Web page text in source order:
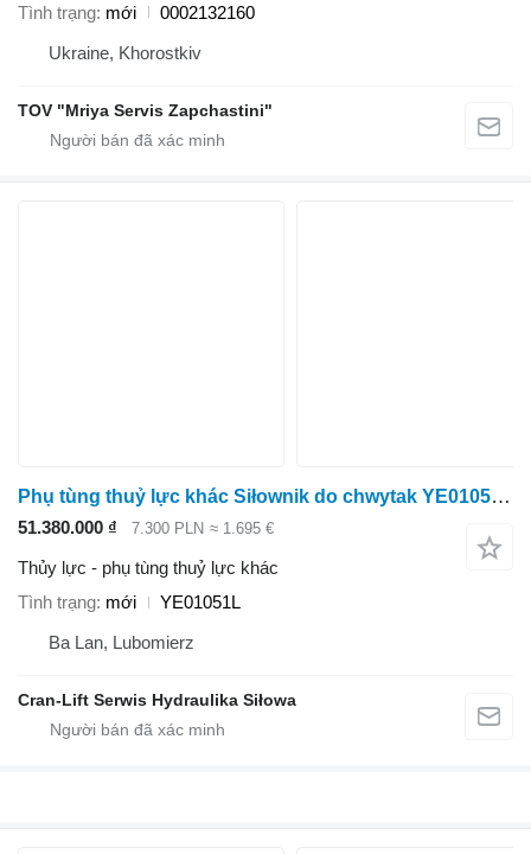
Tình trạng mới
0002132160
Ukraine, Khorostkiv
TOV "Mriya Servis Zapchastini"
Phụ tùng thuỷ lực khác Siłownik do chwytak YE01051L dành cho máy cẩu lâm nghiệp Epsilon FG43, FG53 YE01051L
51.380.000 ₫ 7.300 PLN ≈ 1.695 €
Thủy lực - phụ tùng thuỷ lực khác
Tình trạng mới
YE01051L
Ba Lan, Lubomierz
Cran-Lift Serwis Hydraulika Siłowa